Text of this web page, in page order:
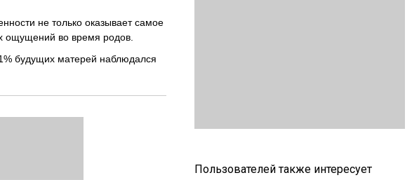
не только оказывает самое
ощущений во время родов.
будущих матерей наблюдался
Пользователей также интересует